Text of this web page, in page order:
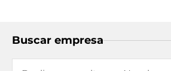
Buscar empresa